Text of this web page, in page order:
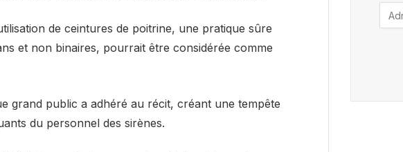
de ceintures de poitrine, une pratique sûre
et non binaires, pourrait être considérée comme
grand public a adhéré au récit, créant une tempête
du personnel des sirènes.